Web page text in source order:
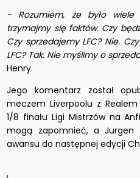
- Rozumiem, że było
trzymajmy się faktów. Czy
Czy sprzedajemy LFC? Nie.
LFC? Tak. Nie myślimy o
Henry.
Jego komentarz został
meczem Liverpoolu z
1/8 finału Ligi Mistrzów na
mogą zapomnieć, a Jurgen
awansu do następnej edycji